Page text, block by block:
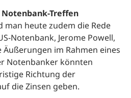
Treffen
heute zudem die Rede
Notenbank, Jerome Powell,
im Rahmen eines
Notenbanker könnten
Richtung der
die Zinsen geben.